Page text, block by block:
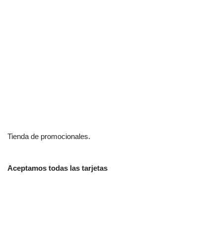
Tienda de promocionales.
Aceptamos todas las tarjetas